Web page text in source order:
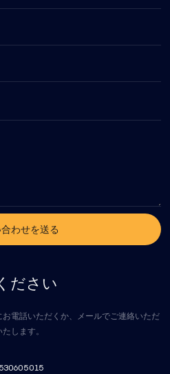
わせを送る
ださい
電話いただくか、メールでご連絡いただ
します。